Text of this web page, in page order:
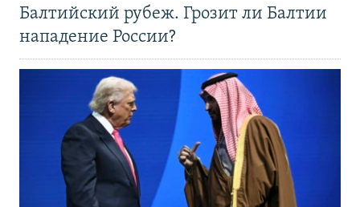
Балтийский рубеж. Грозит ли Балтии
нападение России?